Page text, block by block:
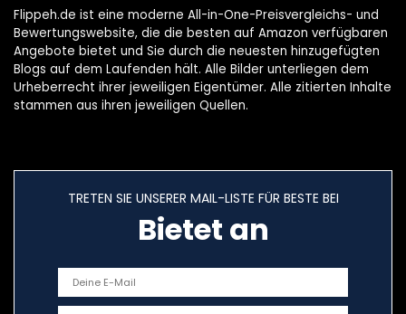
Flippeh.de ist eine moderne All-in-One-Preisvergleichs- und
Bewertungswebsite, die die besten auf Amazon verfügbaren
Angebote bietet und Sie durch die neuesten hinzugefügten
Blogs auf dem Laufenden hält. Alle Bilder unterliegen dem
Urheberrecht ihrer jeweiligen Eigentümer. Alle zitierten Inhalte
stammen aus ihren jeweiligen Quellen.
TRETEN SIE UNSERER MAIL-LISTE FÜR BESTE BEI
Bietet an